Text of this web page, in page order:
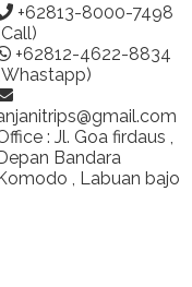
+62813-8000-7498
+62812-4622-8834
: Jl. Goa firdaus ,
Bandara
, Labuan bajo